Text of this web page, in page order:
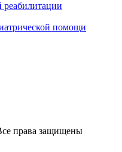
реабилитации
помощи
права защищены